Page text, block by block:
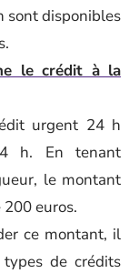
sont disponibles
le crédit à la
urgent 24 h
h. En tenant
le montant
euros.
ce montant, il
de crédits